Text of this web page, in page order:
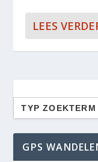
LEES
Zoek
naar:
GPS